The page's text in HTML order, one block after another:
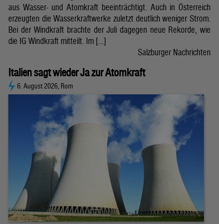
aus Wasser- und Atomkraft beeinträchtigt. Auch in Österreich
erzeugten die Wasserkraftwerke zuletzt deutlich weniger Strom.
Bei der Windkraft brachte der Juli dagegen neue Rekorde, wie
die IG Windkraft mitteilt. Im […]
Salzburger Nachrichten
Italien sagt wieder Ja zur Atomkraft
6. August 2026, Rom